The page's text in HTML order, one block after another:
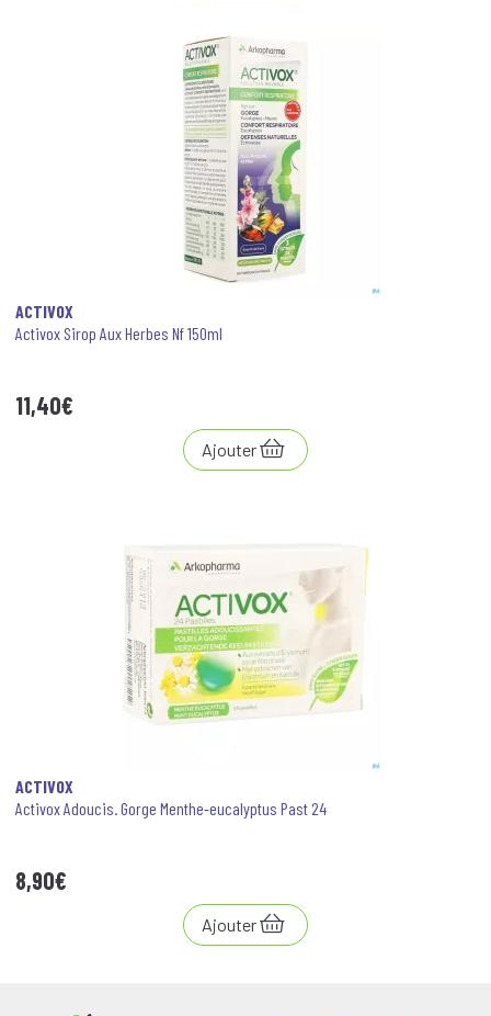
ACTIVOX
Activox Sirop Aux Herbes Nf 150ml
11,40€
Ajouter
ACTIVOX
Activox Adoucis. Gorge Menthe-eucalyptus Past 24
8,90€
Ajouter